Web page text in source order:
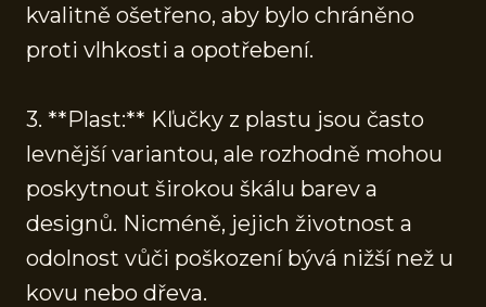
kvalitně ošetřeno, aby bylo chráněno
proti vlhkosti a opotřebení.
3. **Plast:** Kľučky z plastu jsou často
levnější variantou, ale rozhodně mohou
poskytnout širokou škálu barev a
designů. Nicméně, jejich životnost a
odolnost vůči poškození bývá nižší než u
kovu nebo dřeva.